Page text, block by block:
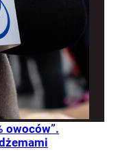
owoców”.